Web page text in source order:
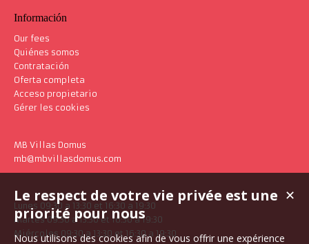
Información
Our fees
Quiénes somos
Contratación
Oferta completa
Acceso propietario
Gérer les cookies
MB Villas Domus
mb@mbvillasdomus.com
Lunes 09:30 a 13:30 et 16:30 a 19:30
Martes 09:30 a 13:30 et 16:30 a 19:30
Miércoles 09:30 a 13:30 et 16:30 a 19:30
✕
Le respect de votre vie privée est une
priorité pour nous
Nous utilisons des cookies afin de vous offrir une expérience